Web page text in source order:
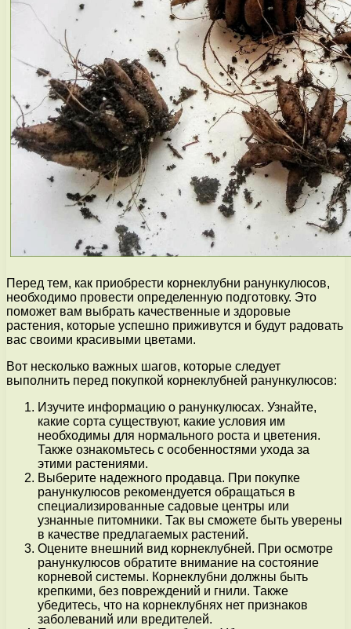
Перед тем, как приобрести корнеклубни ранункулюсов,
необходимо провести определенную подготовку. Это
поможет вам выбрать качественные и здоровые
растения, которые успешно приживутся и будут радовать
вас своими красивыми цветами.
Вот несколько важных шагов, которые следует
выполнить перед покупкой корнеклубней ранункулюсов:
Изучите информацию о ранункулюсах. Узнайте,
какие сорта существуют, какие условия им
необходимы для нормального роста и цветения.
Также ознакомьтесь с особенностями ухода за
этими растениями.
Выберите надежного продавца. При покупке
ранункулюсов рекомендуется обращаться в
специализированные садовые центры или
узнанные питомники. Так вы сможете быть уверены
в качестве предлагаемых растений.
Оцените внешний вид корнеклубней. При осмотре
ранункулюсов обратите внимание на состояние
корневой системы. Корнеклубни должны быть
крепкими, без повреждений и гнили. Также
убедитесь, что на корнеклубнях нет признаков
заболеваний или вредителей.